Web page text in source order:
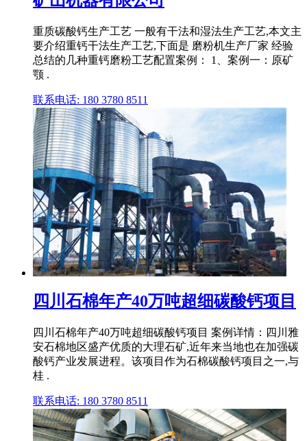
重质碳酸钙生产工艺 一般有干法和湿法生产工艺,本文主
要介绍重钙干法生产工艺,下面是 磨粉机生产厂家 经验
总结的几种重钙磨粉工艺配置案例： 1、案例一：原矿
颚 .
联系电话: 180 3780 8511
四川石棉年产40万吨超细碳酸钙项目
四川石棉年产40万吨超细碳酸钙项目 案例详情：四川雅
安石棉地区盛产优质的大理石矿,近年来当地也在加强碳
酸钙产业发展进程。该项目作为石棉碳酸钙项目之一,与
桂 .
联系电话: 180 3780 8511